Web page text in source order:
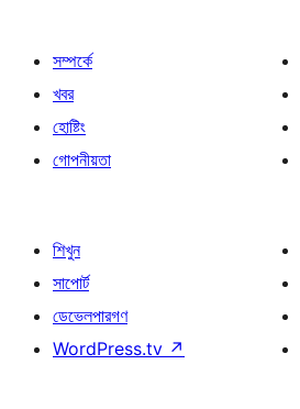
সম্পর্কে
খবর
হোষ্টিং
গোপনীয়তা
শিখুন
সাপোর্ট
ডেভেলপারগণ
WordPress.tv ↗